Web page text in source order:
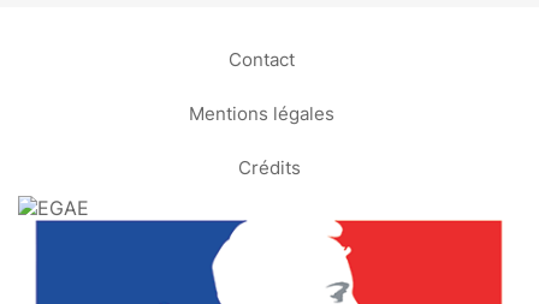
Contact
Mentions légales
Crédits